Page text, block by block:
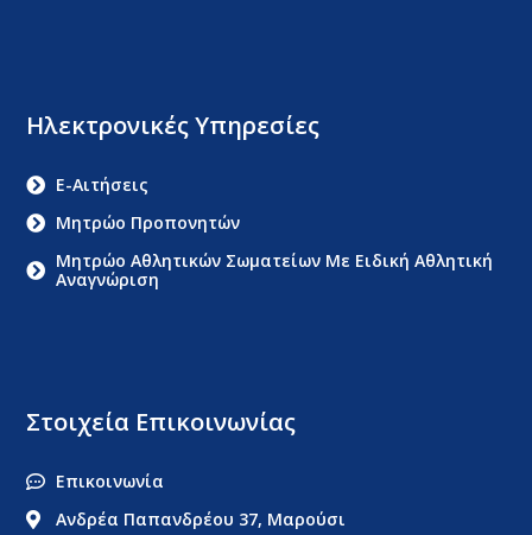
Στοιχεία Επικοινωνίας
Επικοινωνία
Ανδρέα Παπανδρέου 37, Μαρούσι
Ηλεκτρονικές Υπηρεσίες
E-Αιτήσεις
Μητρώο Προπονητών
Μητρώο Αθλητικών Σωματείων Με Ειδική Αθλητική
Αναγνώριση